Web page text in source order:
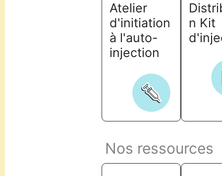
Atelier
d'initiation
à l'auto-
injection
n Kit
Nos ressources